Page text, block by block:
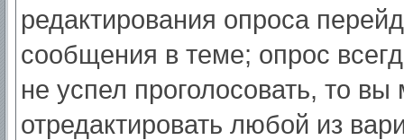
редактирования опроса
сообщения в теме; опрос
не успел проголосовать, то
отредактировать любой из